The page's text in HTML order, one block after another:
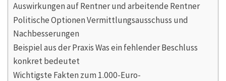
Auswirkungen auf Rentner und arbeitende Rentner
Politische Optionen Vermittlungsausschuss und
Nachbesserungen
Beispiel aus der Praxis Was ein fehlender Beschluss
konkret bedeutet
Wichtigste Fakten zum 1.000-Euro-